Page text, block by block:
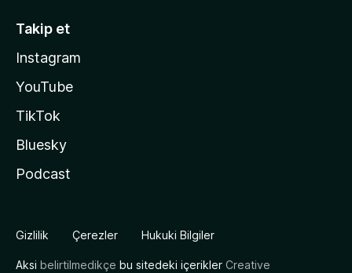
Takip et
Instagram
YouTube
TikTok
Bluesky
Podcast
Gizlilik Çerezler Hukuki Bilgiler
Aksi belirtilmedikçe bu sitedeki içerikler Creative